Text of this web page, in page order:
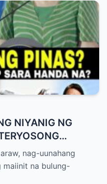
NIYANIG NG
AT ANG
PINGKY AT
nag-uunahang
maiinit na bulung-